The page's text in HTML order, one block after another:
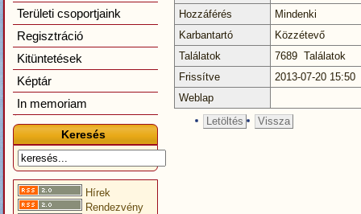
Területi csoportjaink
Regisztráció
Kitüntetések
Képtár
In memoriam
Keresés
Hírek
Rendezvény
Hozzáférés
Mindenki
Karbantartó
Közzétevő
Találatok
7689 Találatok
Frissítve
2013-07-20 15:50
Weblap
Letöltés
Vissza